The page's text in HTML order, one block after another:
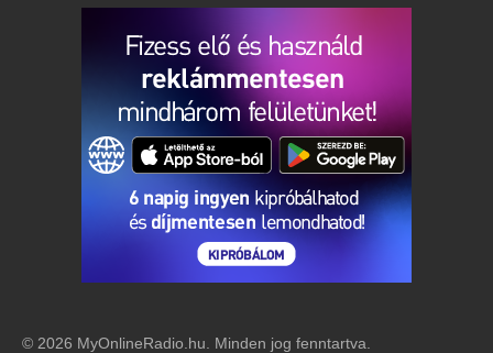
© 2026 MyOnlineRadio.hu. Minden jog fenntartva.